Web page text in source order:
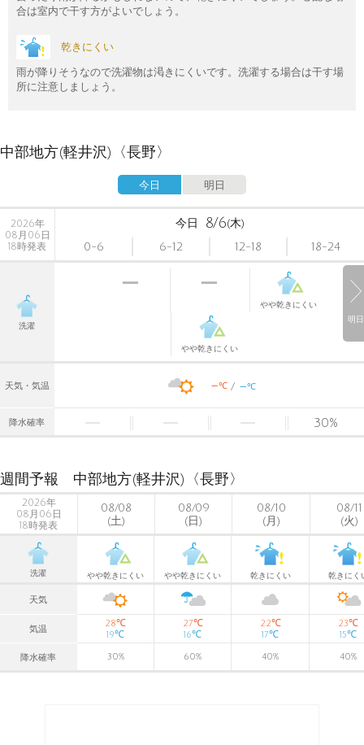
合は室内で干す方がよいでしょう。
乾きにくい
雨が降りそうなので洗濯物は渇きにくいです。洗濯する場合は干す場
所に注意しましょう。
中部地方(軽井沢)〈長野〉
今日 明日
明日
2026年
08月06日
18時発表
今日 8/6(木)
0-6
6-12 12-18 18-24
洗濯
やや乾きにくい
やや乾きにくい
天気・気温 -℃ -℃
降水確率 30%
週間予報 中部地方(軽井沢)〈長野〉
2026年
08月06日
18時発表
08/08
(土)
08/09
(日)
08/10
(月)
08/11
(火)
洗濯 やや乾きにくい やや乾きにくい 乾きにくい 乾きにく
天気
気温
28℃
19℃
27℃
16℃
22℃
17℃
23℃
15℃
降水確率 30% 60% 40% 40%